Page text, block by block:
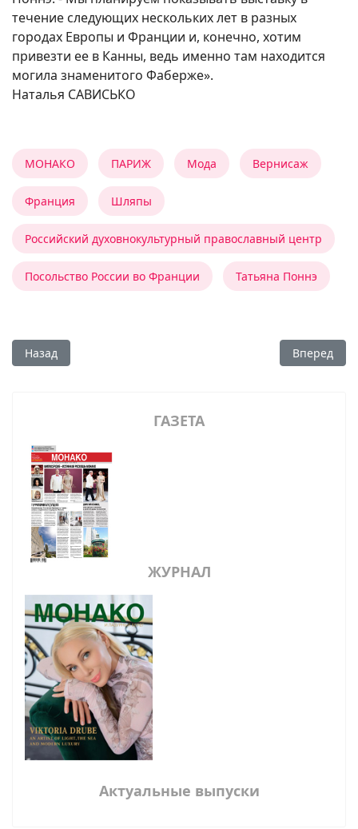
течение следующих нескольких лет в разных
городах Европы и Франции и, конечно, хотим
привезти ее в Канны, ведь именно там находится
могила знаменитого Фаберже».
Наталья САВИСЬКО
МОНАКО ПАРИЖ Мода Вернисаж
Франция Шляпы
Российский духовнокультурный православный центр
Посольство России во Франции Татьяна Поннэ
Предыдущий: Ассоциации, эмоции, вдохновение
Назад Вперед
ГАЗЕТА
ЖУРНАЛ
Актуальные выпуски